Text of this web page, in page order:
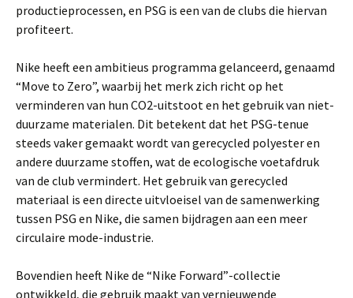
productieprocessen, en PSG is een van de clubs die hiervan
profiteert.
Nike heeft een ambitieus programma gelanceerd, genaamd
“Move to Zero”, waarbij het merk zich richt op het
verminderen van hun CO2-uitstoot en het gebruik van niet-
duurzame materialen. Dit betekent dat het PSG-tenue
steeds vaker gemaakt wordt van gerecycled polyester en
andere duurzame stoffen, wat de ecologische voetafdruk
van de club vermindert. Het gebruik van gerecycled
materiaal is een directe uitvloeisel van de samenwerking
tussen PSG en Nike, die samen bijdragen aan een meer
circulaire mode-industrie.
Bovendien heeft Nike de “Nike Forward”-collectie
ontwikkeld, die gebruik maakt van vernieuwende